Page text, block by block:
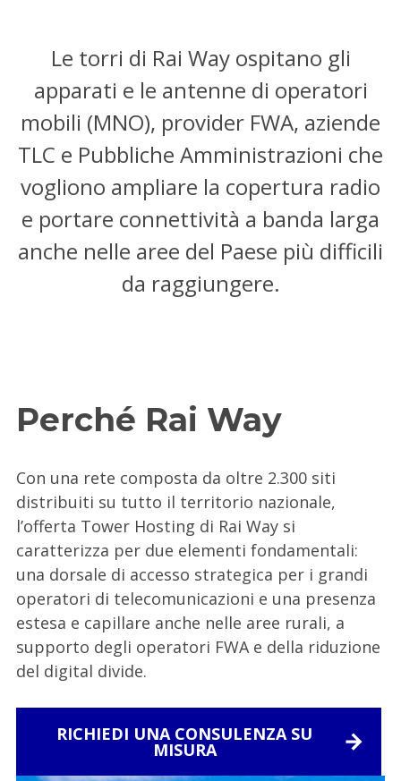
Le torri di Rai Way ospitano gli
apparati e le antenne di operatori
mobili (MNO), provider FWA, aziende
TLC e Pubbliche Amministrazioni che
vogliono ampliare la copertura radio
e portare connettività a banda larga
anche nelle aree del Paese più difficili
da raggiungere.
Perché Rai Way
Con una rete composta da oltre 2.300 siti
distribuiti su tutto il territorio nazionale,
l’offerta Tower Hosting di Rai Way si
caratterizza per due elementi fondamentali:
una dorsale di accesso strategica per i grandi
operatori di telecomunicazioni e una presenza
estesa e capillare anche nelle aree rurali, a
supporto degli operatori FWA e della riduzione
del digital divide.
RICHIEDI UNA CONSULENZA SU
MISURA